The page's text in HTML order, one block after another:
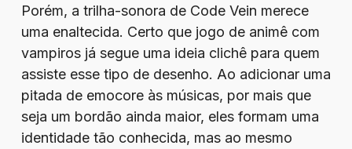
Porém, a trilha-sonora de Code Vein merece
uma enaltecida. Certo que jogo de animê com
vampiros já segue uma ideia clichê para quem
assiste esse tipo de desenho. Ao adicionar uma
pitada de emocore às músicas, por mais que
seja um bordão ainda maior, eles formam uma
identidade tão conhecida, mas ao mesmo